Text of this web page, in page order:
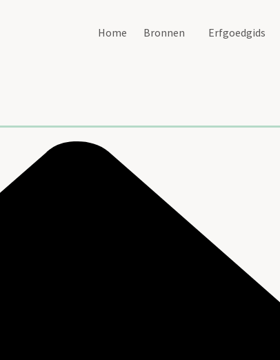
Home Bronnen Erfgoedgids